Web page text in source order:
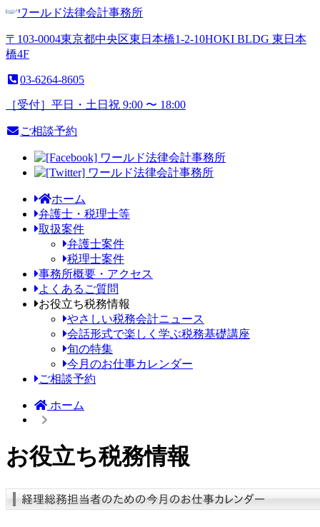
〒103-0004東京都中央区東日本橋1-2-10HOKI BLDG 東日本
橋4F
03-6264-8605
［受付］平日・土日祝 9:00 〜 18:00
ご相談予約
ホーム
弁護士・ 税理士等
取扱案件
弁護士案件
税理士案件
事務所概要・ アクセス
よくある ご質問
お役立ち税務情報
やさしい税務会計ニュース
会話形式で楽しく学ぶ税務基礎講座
旬の特集
今月のお仕事カレンダー
ご相談予約
ホーム
お役立ち税務情報